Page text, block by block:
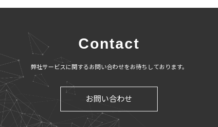
Contact
弊社サービスに関するお問い合わせをお待ちしております。
お問い合わせ